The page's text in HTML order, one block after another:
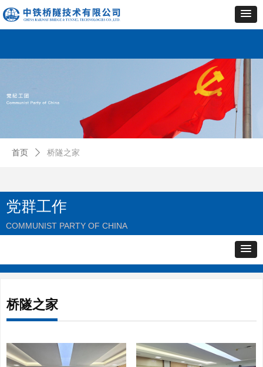
首页 ꄲ 桥隧之家
党群工作
COMMUNIST PARTY OF CHINA
桥隧之家